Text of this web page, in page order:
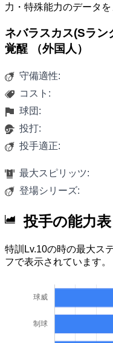
力・特殊能力のデータ
ネバラスカス(Sラ
覚醒 （外国人）
守備適性:
コスト:
球団:
投打:
投手適正:
最大スピリッツ:
登場シリーズ:
投手の能力表
特訓Lv.10の時の最大ス
フで表示されています。